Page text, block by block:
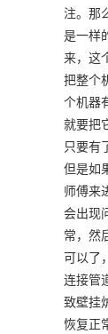
注。那
是一样
来，这
把整个
个机器
就要把
只要有
但是如
师傅来
会出现
常，然
可以了
连接管
致壁挂
恢复正